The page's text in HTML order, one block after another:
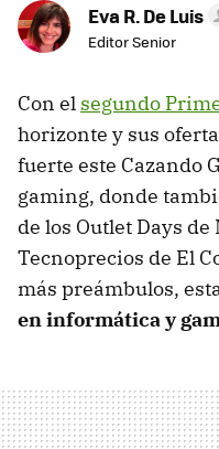
Eva R. De Luis
Editor Senior
Con el segundo
horizonte y sus
fuerte este Cazando
gaming, donde
de los Outlet Days
Tecnoprecios de El
más preámbulos,
en informática y